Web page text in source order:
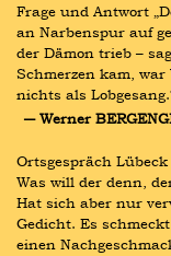
Frage und Antwort
an Narbenspur auf
der Dämon trieb –
Schmerzen kam,
nichts als
― Werner
Ortsgespräch
Was will der denn,
Hat sich aber nur
Gedicht. Es
einen